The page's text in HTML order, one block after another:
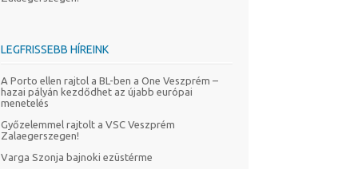
LEGFRISSEBB HÍREINK
A Porto ellen rajtol a BL-ben a One Veszprém –
hazai pályán kezdődhet az újabb európai
menetelés
Győzelemmel rajtolt a VSC Veszprém
Zalaegerszegen!
Varga Szonja bajnoki ezüstérme